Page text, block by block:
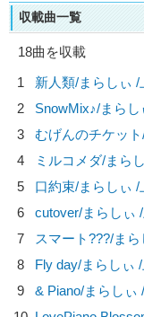
収載曲一覧
18曲を収載
1
新人類/まらしぃ /
2
SnowMix♪/まらし
3
むげんのチケッ
4
ミルコメダ/まら
5
口約束/まらしぃ /
6
cutover/まらしぃ
7
スマート???/まら
8
Fly day/まらしぃ
9
& Piano/まらしぃ